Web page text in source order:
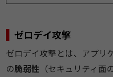
​​ゼロデイ攻撃​
ゼロデイ攻撃とは、アプリ
の​​脆弱性​​ （セキュリティ面